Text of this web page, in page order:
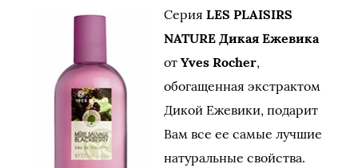
Серия LES PLAISIRS
NATURE Дикая Ежевика
от Yves Rocher,
обогащенная экстрактом
Дикой Ежевики, подарит
Вам все ее самые лучшие
натуральные свойства.